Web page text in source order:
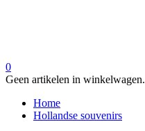
0
Geen artikelen in winkelwagen.
Home
Hollandse souvenirs